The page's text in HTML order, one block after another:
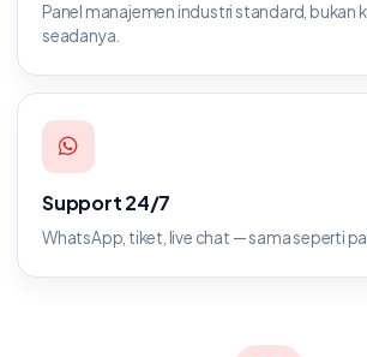
Panel manajemen industri standard, bukan
seadanya.
Support 24/7
WhatsApp, tiket, live chat — sama seperti